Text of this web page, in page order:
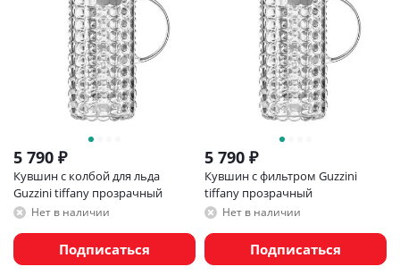
5 790 ₽
Кувшин с колбой для льда
Guzzini tiffany прозрачный
Нет в наличии
Подписаться
5 790 ₽
Кувшин с фильтром Guzzini
tiffany прозрачный
Нет в наличии
Подписаться